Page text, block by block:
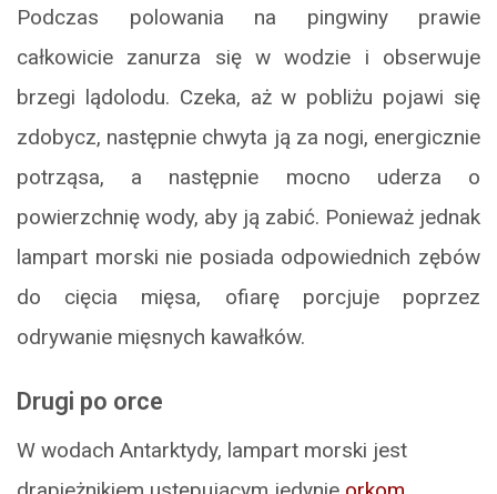
Podczas polowania na pingwiny prawie
całkowicie zanurza się w wodzie i obserwuje
brzegi lądolodu. Czeka, aż w pobliżu pojawi się
zdobycz, następnie chwyta ją za nogi, energicznie
potrząsa, a następnie mocno uderza o
powierzchnię wody, aby ją zabić. Ponieważ jednak
lampart morski nie posiada odpowiednich zębów
do cięcia mięsa, ofiarę porcjuje poprzez
odrywanie mięsnych kawałków.
Drugi po orce
W wodach Antarktydy, lampart morski jest